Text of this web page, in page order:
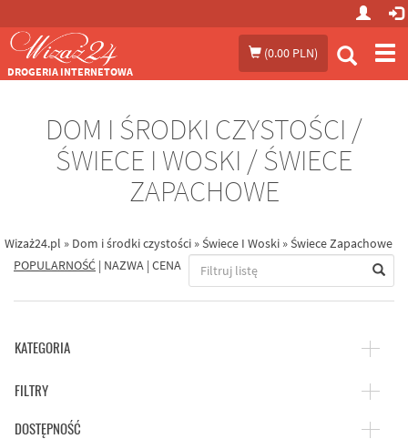
(0.00 PLN)
DROGERIA INTERNETOWA
DOM I ŚRODKI CZYSTOŚCI /
ŚWIECE I WOSKI / ŚWIECE
ZAPACHOWE
Wizaż24.pl » Dom i środki czystości »Świece I Woski »Świece Zapachowe
POPULARNOŚĆ | NAZWA | CENA
KATEGORIA
FILTRY
DOSTĘPNOŚĆ